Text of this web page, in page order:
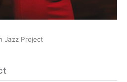
Jazz Project